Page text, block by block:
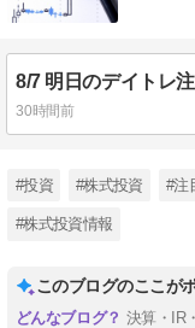
30時間前
#投資 #株式投資 #注
#株式投資情報
このブログのここが
決算・IR